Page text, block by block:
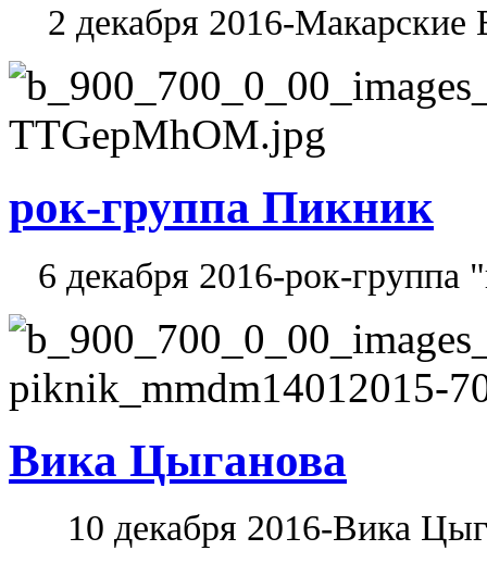
2 декабря 2016-
рок-группа Пикник
6 декабря 2016-рок-группа
Вика Цыганова
10 декабря 2016-Вика